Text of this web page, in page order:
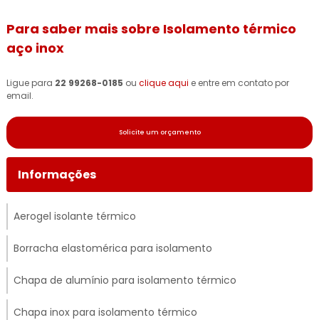
Para saber mais sobre Isolamento térmico
aço inox
Ligue para 22 99268-0185 ou clique aqui e entre em contato por
email.
Solicite um orçamento
Informações
Aerogel isolante térmico
Borracha elastomérica para isolamento
Chapa de alumínio para isolamento térmico
Chapa inox para isolamento térmico